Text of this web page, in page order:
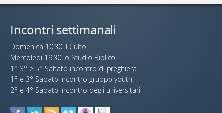
Incontri settimanali
Domenica 10:30 il Culto
Mercoledi 19:30 lo Studio Biblico
1° 3° e 5° Sabato incontro di preghiera
1° e 3° Sabato incontro gruppo youth
2° e 4° Sabato incontro degli universitari